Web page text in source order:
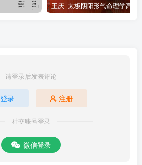
请登录后发表评论
登录 注册
社交账号登录
微信登录